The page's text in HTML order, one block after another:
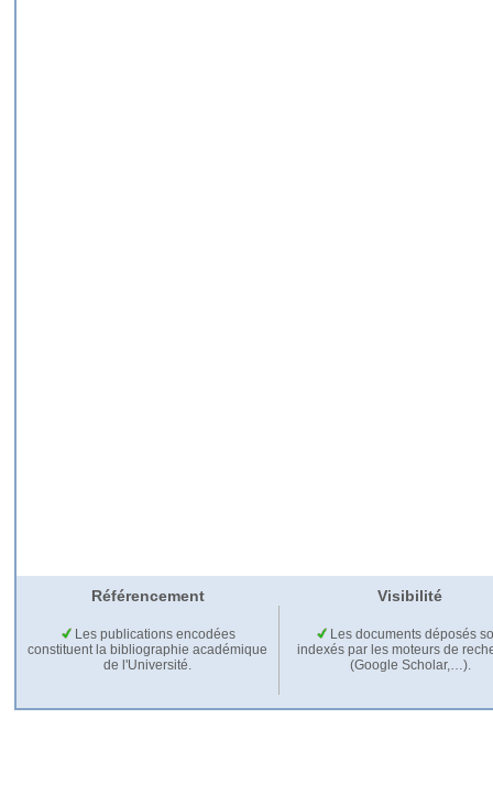
Référencement Visibilité
Les publications encodées
constituent la bibliographie académique
de l'Université.
Les documents déposés
indexés par les moteurs de
(Google Scholar,…).